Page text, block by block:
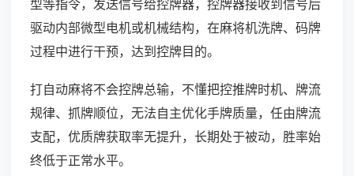
型等指令，发送信号给控牌器，控牌器接收到信号后
驱动内部微型电机或机械结构，在麻将机洗牌、码牌
过程中进行干预，达到控牌目的。
打自动麻将不会控牌总输，不懂把控推牌时机、牌流
规律、抓牌顺位，无法自主优化手牌质量，任由牌流
支配，优质牌获取率无提升，长期处于被动，胜率始
终低于正常水平。